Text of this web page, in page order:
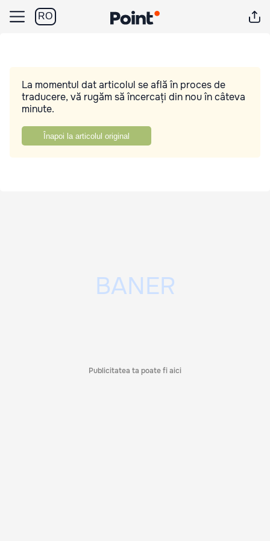
RO
La momentul dat articolul se află în proces de
traducere, vă rugăm să încercați din nou în câteva
minute.
Înapoi la articolul original
Publicitatea ta poate fi aici